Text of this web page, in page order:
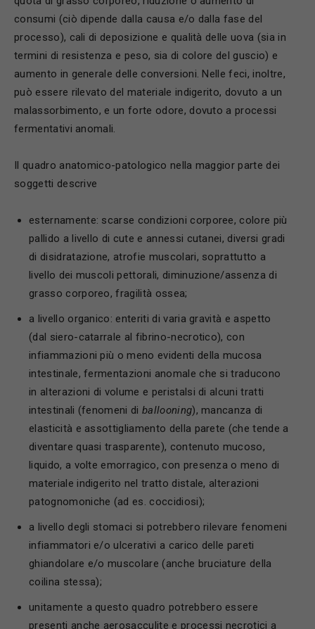
consumi (ciò dipende dalla causa e/o dalla fase del
processo), cali di deposizione e qualità delle uova (sia in
termini di resistenza e peso, sia di colore del guscio) e
aumento in generale delle conversioni. Nelle feci, inoltre,
può essere rilevato del materiale indigerito, dovuto a un
malassorbimento, e un forte odore, dovuto a processi
fermentativi anomali.
Il quadro anatomico-patologico nella maggior parte dei
soggetti descrive
esternamente: scarse condizioni corporee, colore più
pallido a livello di cute e annessi cutanei, diversi gradi
di disidratazione, atrofie muscolari, soprattutto a
livello dei muscoli pettorali, diminuzione/assenza di
grasso corporeo, fragilità ossea;
a livello organico: enteriti di varia gravità e aspetto
(dal siero-catarrale al fibrino-necrotico), con
infiammazioni più o meno evidenti della mucosa
intestinale, fermentazioni anomale che si traducono
in alterazioni di volume e peristalsi di alcuni tratti
intestinali (fenomeni diballooning), mancanza di
elasticità e assottigliamento della parete (che tende a
diventare quasi trasparente), contenuto mucoso,
liquido, a volte emorragico, con presenza o meno di
materiale indigerito nel tratto distale, alterazioni
patognomoniche (ad es. coccidiosi);
a livello degli stomaci si potrebbero rilevare fenomeni
infiammatori e/o ulcerativi a carico delle pareti
ghiandolare e/o muscolare (anche bruciature della
coilina stessa);
unitamente a questo quadro potrebbero essere
presenti anche aerosacculite e processi necrotici a